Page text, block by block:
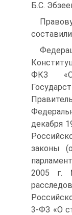
Б.С.
ФКЗ «О
декабря
законы
2005 г.
3-ФЗ «О